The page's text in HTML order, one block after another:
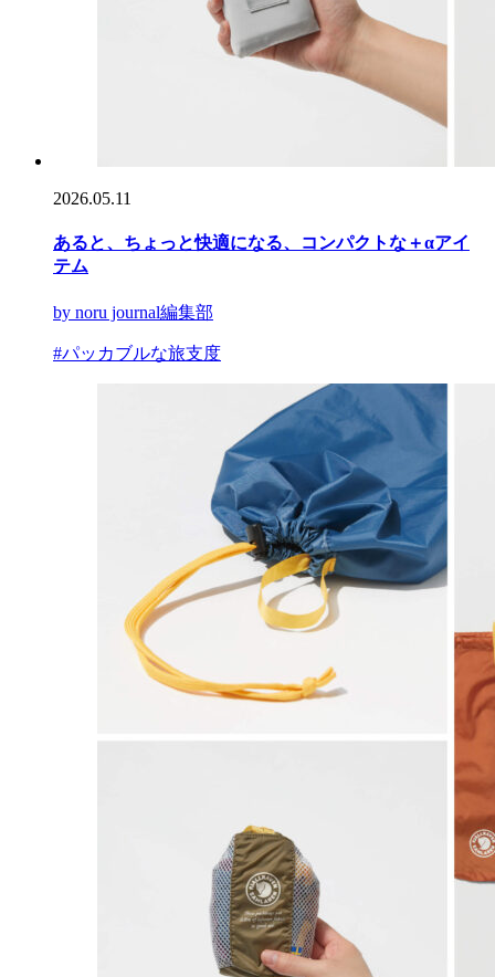
2026.05.11
あると、ちょっと快適になる、コンパクトな＋αアイ
テム
by noru journal編集部
#パッカブルな旅支度